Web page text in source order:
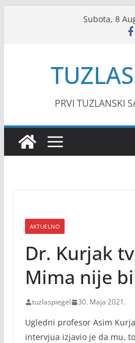
Subota, 8
PRVI TUZLANSKI
AKTUELNO
Dr. Kurjak
Mima nije
tuzlaspiegel 30. Maja 2021.
Ugledni profesor Asim
intervjua izjavio je da mu,